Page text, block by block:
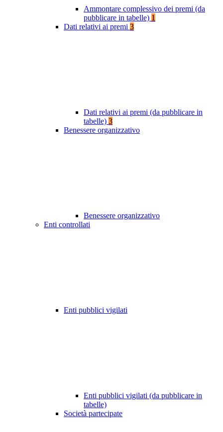
Ammontare complessivo dei premi (da
pubblicare in tabelle) 1
Dati relativi ai premi 3
Dati relativi ai premi (da pubblicare in
tabelle) 3
Benessere organizzativo
Benessere organizzativo
Enti controllati
Enti pubblici vigilati
Enti pubblici vigilati (da pubblicare in
tabelle)
Società partecipate